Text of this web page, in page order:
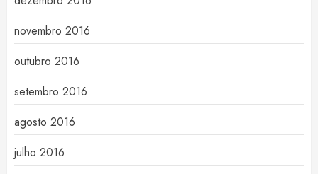
novembro 2016
outubro 2016
setembro 2016
agosto 2016
julho 2016